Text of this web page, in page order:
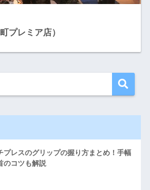
プレミア店）
プレスのグリップの握り方まとめ！手幅
のコツも解説